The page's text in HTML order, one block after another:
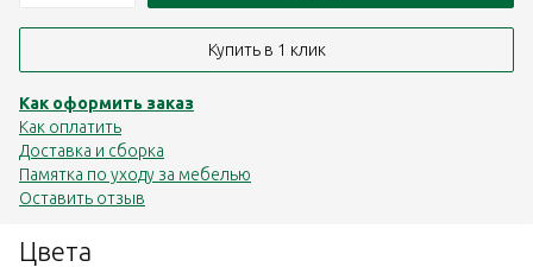
Цвета
Купить в 1 клик
Как оформить заказ
Как оплатить
Доставка и сборка
Памятка по уходу за мебелью
Оставить отзыв